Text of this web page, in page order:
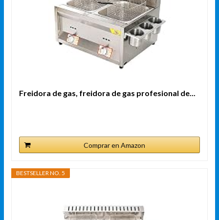
Freidora de gas, freidora de gas profesional de...
Comprar en Amazon
BESTSELLER NO. 5